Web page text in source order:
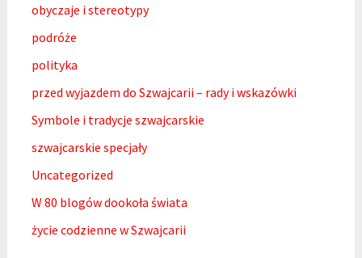
obyczaje i stereotypy
podróże
polityka
przed wyjazdem do Szwajcarii – rady i wskazówki
Symbole i tradycje szwajcarskie
szwajcarskie specjały
Uncategorized
W 80 blogów dookoła świata
życie codzienne w Szwajcarii